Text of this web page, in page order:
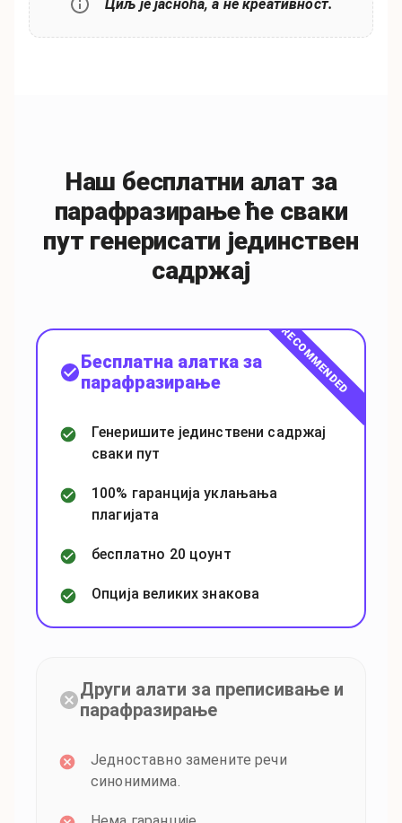
Циљ је јасноћа, а не креативност.
Наш бесплатни алат за
парафразирање ће сваки
пут генерисати јединствен
садржај
RECOMMENDED
Бесплатна алатка за
парафразирање
Генеришите јединствени садржај
сваки пут
100% гаранција уклањања
плагијата
бесплатно 20 цоунт
Опција великих знакова
Други алати за преписивање и
парафразирање
Једноставно замените речи
синонимима.